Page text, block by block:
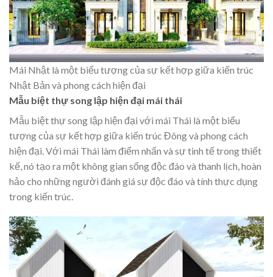
Mái Nhật là một biểu tượng của sự kết hợp giữa kiến trúc
Nhật Bản và phong cách hiện đại
Mẫu biệt thự song lập hiện đại mái thái
Mẫu biệt thự song lập hiện đại với mái Thái là một biểu
tượng của sự kết hợp giữa kiến trúc Đông và phong cách
hiện đại. Với mái Thái làm điểm nhấn và sự tinh tế trong thiết
kế, nó tạo ra một không gian sống độc đáo và thanh lịch, hoàn
hảo cho những người đánh giá sự độc đáo và tính thực dụng
trong kiến trúc.